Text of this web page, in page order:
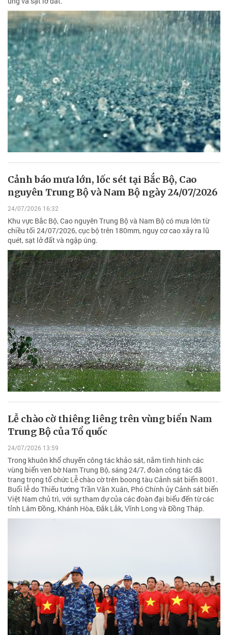
Cảnh báo mưa lớn, lốc sét tại Bắc Bộ, Cao
nguyên Trung Bộ và Nam Bộ ngày 24/07/2026
24/07/2026 16:32
Khu vực Bắc Bộ, Cao nguyên Trung Bộ và Nam Bộ có mưa lớn từ
chiều tối 24/07/2026, cục bộ trên 180mm, nguy cơ cao xảy ra lũ
quét, sạt lở đất và ngập úng.
Lễ chào cờ thiêng liêng trên vùng biển Nam
Trung Bộ của Tổ quốc
24/07/2026 13:59
Trong khuôn khổ chuyến công tác khảo sát, nắm tình hình các
vùng biển ven bờ Nam Trung Bộ, sáng 24/7, đoàn công tác đã
trang trọng tổ chức Lễ chào cờ trên boong tàu Cảnh sát biển 8001.
Buổi lễ do Thiếu tướng Trần Văn Xuân, Phó Chính ủy Cảnh sát biển
Việt Nam chủ trì, với sự tham dự của các đoàn đại biểu đến từ các
tỉnh Lâm Đồng, Khánh Hòa, Đắk Lắk, Vĩnh Long và Đồng Tháp.